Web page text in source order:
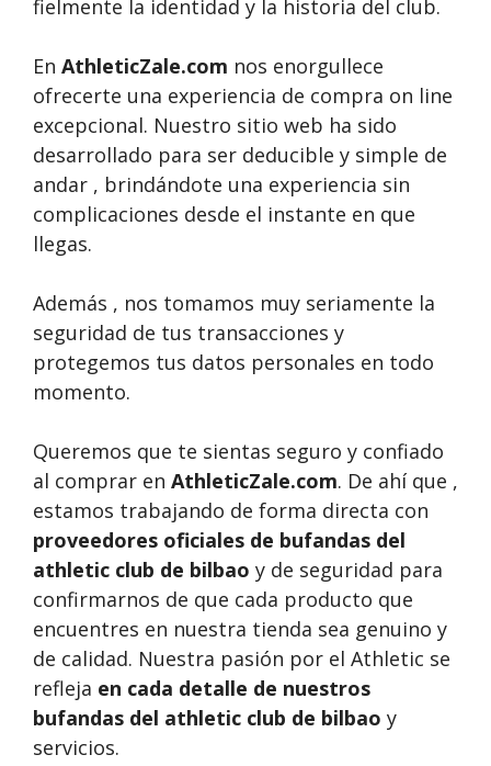
fielmente la identidad y la historia del club.
En AthleticZale.com nos enorgullece
ofrecerte una experiencia de compra on line
excepcional. Nuestro sitio web ha sido
desarrollado para ser deducible y simple de
andar , brindándote una experiencia sin
complicaciones desde el instante en que
llegas.
Además , nos tomamos muy seriamente la
seguridad de tus transacciones y
protegemos tus datos personales en todo
momento.
Queremos que te sientas seguro y confiado
al comprar en AthleticZale.com. De ahí que ,
estamos trabajando de forma directa con
proveedores oficiales de bufandas del
athletic club de bilbao y de seguridad para
confirmarnos de que cada producto que
encuentres en nuestra tienda sea genuino y
de calidad. Nuestra pasión por el Athletic se
refleja en cada detalle de nuestros
bufandas del athletic club de bilbao y
servicios.